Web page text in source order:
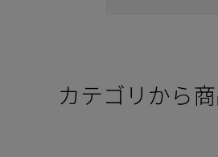
カテゴリから